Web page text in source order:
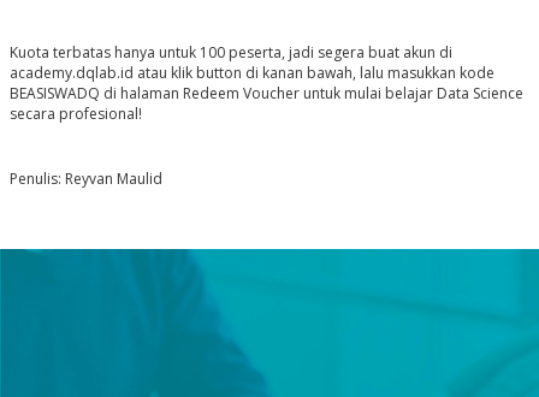
Kuota terbatas hanya untuk 100 peserta, jadi segera buat akun di
academy.dqlab.id atau klik button di kanan bawah, lalu masukkan kode
BEASISWADQ di halaman Redeem Voucher untuk mulai belajar Data Science
secara profesional!
Penulis: Reyvan Maulid